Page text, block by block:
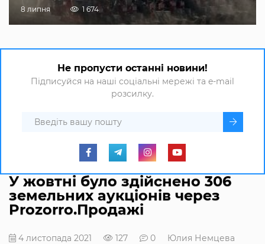
8 липня 1 674
Не пропусти останні новини!
Підписуйся на наші соціальні мережі та e-mail
розсилку.
У жовтні було здійснено 306
земельних аукціонів через
Prozorro.Продажі
4 листопада 2021 127 0 Юлия Немцева